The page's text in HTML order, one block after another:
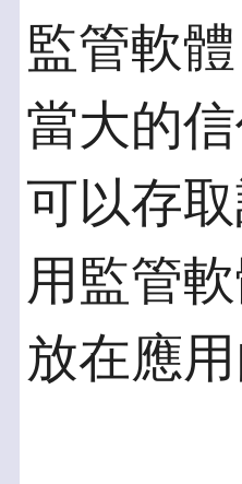
監管軟
當大的
可以存
用監管
放在應